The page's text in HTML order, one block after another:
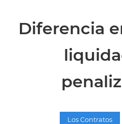
Diferencia
Los Contratos